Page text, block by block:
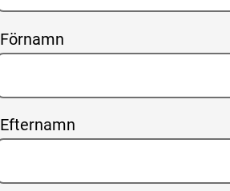
Förnamn
Efternamn